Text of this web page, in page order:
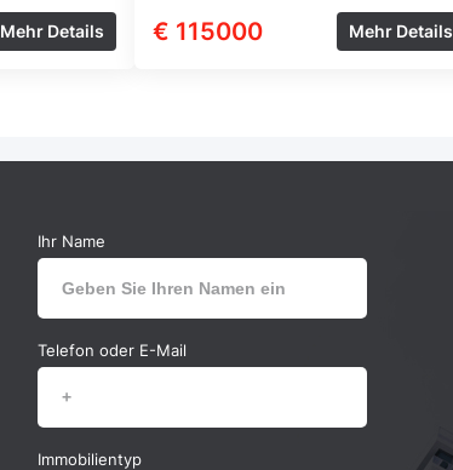
Mehr Details € 115000 Mehr Details
Ihr Name
Telefon oder E-Mail
Immobilientyp